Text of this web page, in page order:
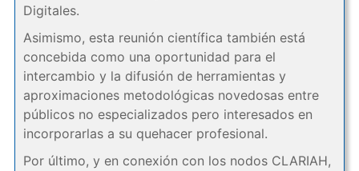
Digitales.
Asimismo, esta reunión científica también está
concebida como una oportunidad para el
intercambio y la difusión de herramientas y
aproximaciones metodológicas novedosas entre
públicos no especializados pero interesados en
incorporarlas a su quehacer profesional.
Por último, y en conexión con los nodos CLARIAH,